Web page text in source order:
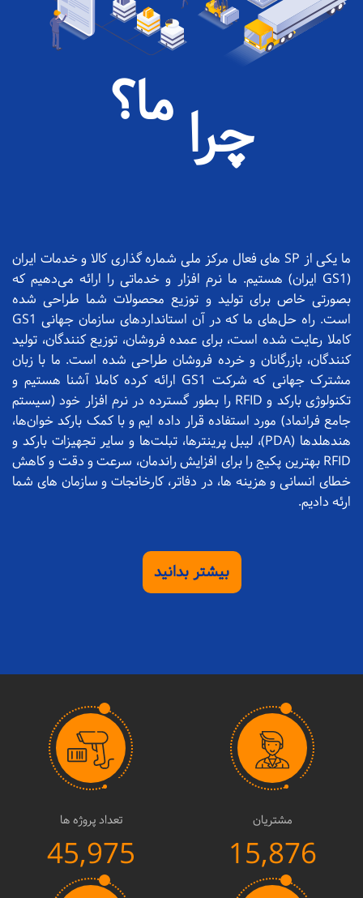
چراما؟
ما یکی از SP های فعال مرکز ملی شماره گذاری کالا و خدمات ایران
(GS1 ایران) هستیم. ما نرم افزار و خدماتی را ارائه می‌دهیم که
بصورتی خاص برای تولید و توزیع محصولات شما طراحی شده
است. راه حل‌های ما که در آن استانداردهای سازمان جهانی GS1
کاملا رعایت شده است، برای عمده فروشان، توزیع کنندگان، تولید
کنندگان، بازرگانان و خرده فروشان طراحی شده است. ما با زبان
مشترک جهانی که شرکت GS1 ارائه کرده کاملا آشنا هستیم و
تکنولوژی بارکد و RFID را بطور گسترده در نرم افزار خود (سیستم
جامع فرانماد) مورد استفاده قرار داده ایم و با کمک بارکد خوان‌ها،
هندهلدها (PDA)، لیبل پرینترها، تبلت‌ها و سایر تجهیزات بارکد و
RFID بهترین پکیج را برای افزایش راندمان، سرعت و دقت و کاهش
خطای انسانی و هزینه ها، در دفاتر، کارخانجات و سازمان های شما
ارئه دادیم.
بیشتر بدانید
مشتریان
15,876
تعداد پروژه ها
45,975